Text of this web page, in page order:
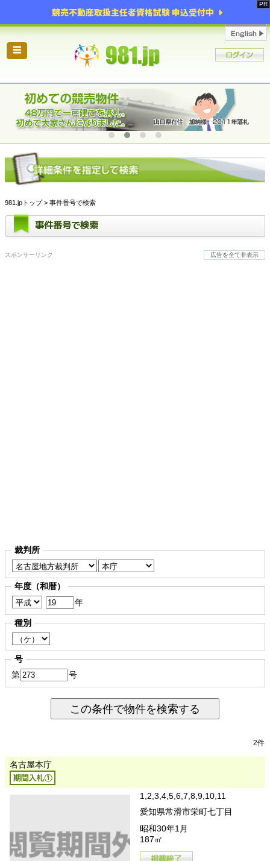
競売不動産取扱主任者資格試験 申込受付中
☰
981.jpトップ> 事件番号で検索
事件番号で検索
スポンサーリンク 広告を全て非表示
裁判所
年度（和暦）
年
種別
号
第
号
この条件で物件を検索する
2件
名古屋本庁
1,2,3,4,5,6,7,8,9,10,11
愛知県常滑市栄町七丁目
昭和30年1月
187㎡